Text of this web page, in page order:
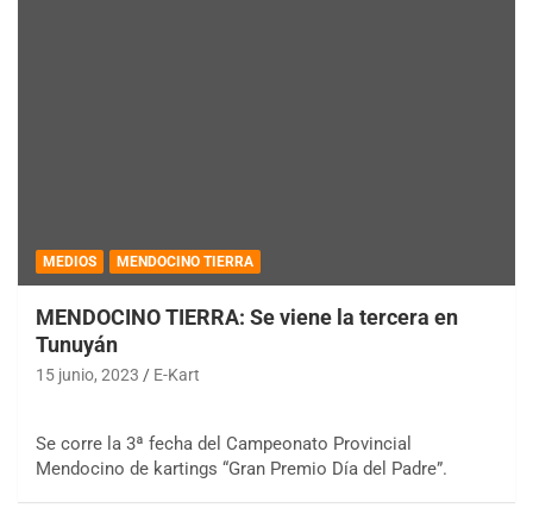
MEDIOS MENDOCINO TIERRA
MENDOCINO TIERRA: Se viene la tercera en
Tunuyán
15 junio, 2023 E-Kart
Se corre la 3ª fecha del Campeonato Provincial
Mendocino de kartings “Gran Premio Día del Padre”.